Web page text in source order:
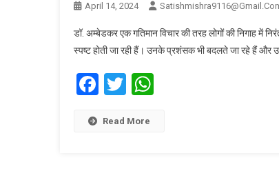
April 14, 2024
डॉ. अम्बेडकर एक गतिमान विचार की तरह लोगों की निगाह में
स्पष्ट होती जा रही हैं। उनके प्रशंसक भी बदलते जा रहे हैं और
Facebook
Twitter
Read More